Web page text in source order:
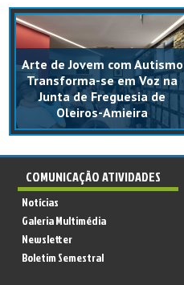
Arte de Jovem com Autismo
Transforma-se em Voz na
Junta de Freguesia de
Oleiros-Amieira
COMUNICAÇÃO ATIVIDADES
Notícias
Galeria Multimédia
Newsletter
Boletim Semestral